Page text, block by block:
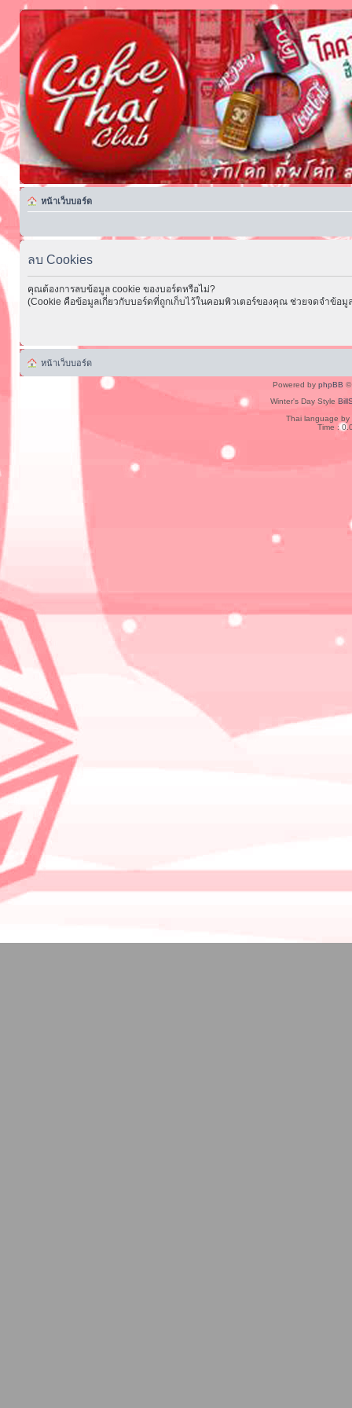
หน้าเว็บบอร์ด
ลบ Cookies
คุณต้องการลบข้อมูล cookie ของบอร์ดหรือไม่?
(Cookie คือข้อมูลเกี่ยวกับบอร์ดที่ถูกเก็บไว้ในคอมพิวเตอร์ของคุณ ช่วยจดจำข้อมู
หน้าเว็บบอร์ด
Powered by phpBB ©
Winter's Day Style
Thai language by
Time :